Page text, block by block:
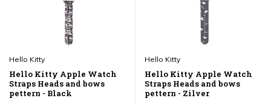
Hello Kitty
Hello Kitty Apple Watch
Straps Heads and bows
pettern - Black
Hello Kitty
Hello Kitty Apple Watch
Straps Heads and bows
pettern - Zilver